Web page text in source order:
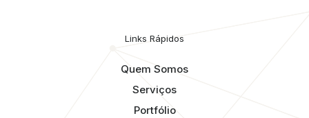
Links Rápidos
Quem Somos
Serviços
Portfólio